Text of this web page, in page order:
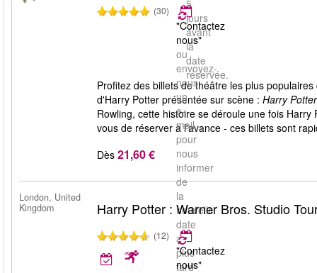
5
jours
avant
la
date
réservée.
(30)
"Contactez
nous"
ou
envoyez-
nous
un
e-
mail
pour
nous
informer
de
la
nouvelle
date
au
plus
tard
Profitez des billets de théâtre les plus
d'Harry Potter présentée sur scène : Harry
Rowling, cette histoire se déroule une fois
vous de réserver à l'avance - ces billets sont
Dès 21,60 €
London, United
Kingdom
Harry Potter : Warner Bros. Studio
(12)
"Contactez
nous"